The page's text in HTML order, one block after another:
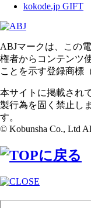
kokode.jp GIFT
ABJマークは、この
権者からコンテンツ
ことを示す登録商標
本サイトに掲載され
製行為を固く禁止し
す。
© Kobunsha Co., Ltd